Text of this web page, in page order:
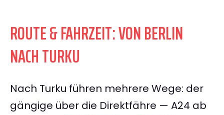
ROUTE & FAHRZEIT: VON BERLIN
NACH TURKU
Nach Turku führen mehrere Wege: der
gängige über die Direktfähre — A24 ab